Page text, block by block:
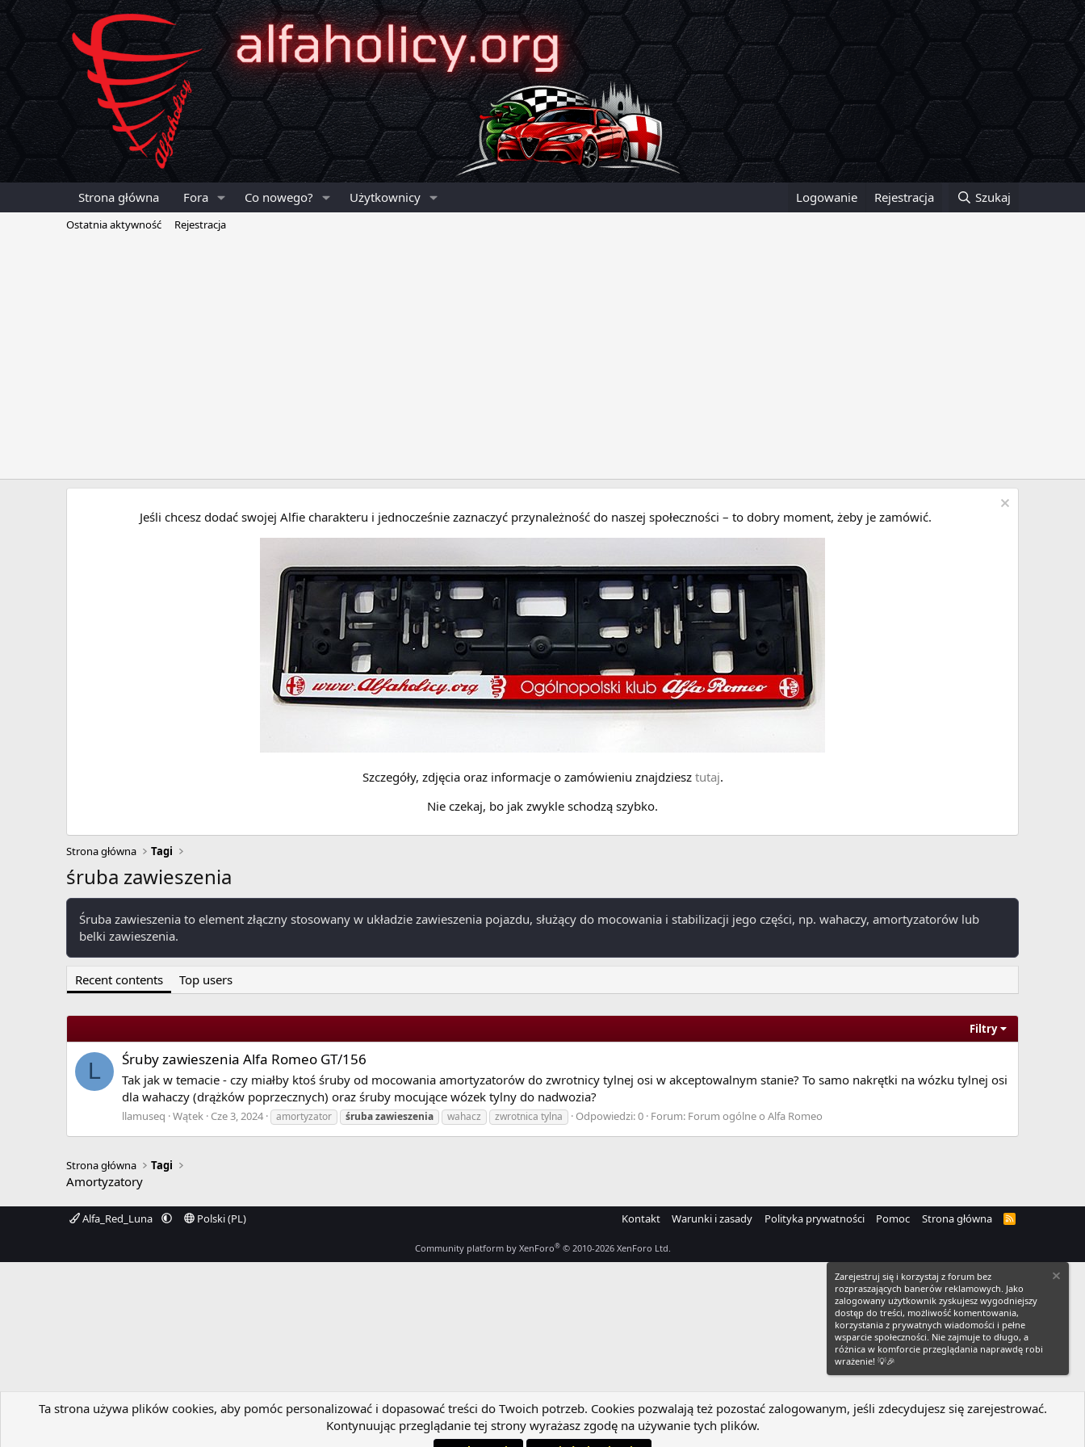
Strona główna Fora Co nowego? Użytkownicy Logowanie Rejestracja Szukaj
Ostatnia aktywność Rejestracja
Jeśli chcesz dodać swojej Alfie charakteru i jednocześnie zaznaczyć przynależność do naszej społeczności – to dobry moment, żeby je zamówić.
Szczegóły, zdjęcia oraz informacje o zamówieniu znajdziesz tutaj.
Nie czekaj, bo jak zwykle schodzą szybko.
Strona główna Tagi
śruba zawieszenia
Śruba zawieszenia to element złączny stosowany w układzie zawieszenia pojazdu, służący do mocowania i stabilizacji jego części, np. wahaczy, amortyzatorów lub
belki zawieszenia.
Recent contents Top users
Filtry
L Śruby zawieszenia Alfa Romeo GT/156
Tak jak w temacie - czy miałby ktoś śruby od mocowania amortyzatorów do zwrotnicy tylnej osi w akceptowalnym stanie? To samo nakrętki na wózku tylnej osi
dla wahaczy (drążków poprzecznych) oraz śruby mocujące wózek tylny do nadwozia?
llamuseq Wątek Cze 3, 2024 amortyzator śrubazawieszenia wahacz zwrotnica tylna Odpowiedzi: 0 Forum: Forum ogólne o Alfa Romeo
Strona główna Tagi
Amortyzatory
Alfa_Red_Luna Polski (PL) Kontakt Warunki i zasady Polityka prywatności Pomoc Strona główna
R
S
Community platform by XenForo® © 2010-2026 XenForo Ltd.
Zarejestruj się i korzystaj z forum bez
rozpraszających banerów reklamowych. Jako
zalogowany użytkownik zyskujesz wygodniejszy
dostęp do treści, możliwość komentowania,
korzystania z prywatnych wiadomości i pełne
wsparcie społeczności. Nie zajmuje to długo, a
różnica w komforcie przeglądania naprawdę robi
wrażenie! 💡🎉
Ta strona używa plików cookies, aby pomóc personalizować i dopasować treści do Twoich potrzeb. Cookies pozwalają też pozostać zalogowanym, jeśli zdecydujesz się zarejestrować.
Kontynuując przeglądanie tej strony wyrażasz zgodę na używanie tych plików.